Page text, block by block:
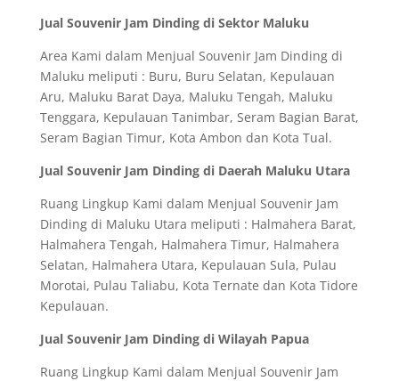
Jual Souvenir Jam Dinding di Sektor Maluku
Area Kami dalam Menjual Souvenir Jam Dinding di
Maluku meliputi : Buru, Buru Selatan, Kepulauan
Aru, Maluku Barat Daya, Maluku Tengah, Maluku
Tenggara, Kepulauan Tanimbar, Seram Bagian Barat,
Seram Bagian Timur, Kota Ambon dan Kota Tual.
Jual Souvenir Jam Dinding di Daerah Maluku Utara
Ruang Lingkup Kami dalam Menjual Souvenir Jam
Dinding di Maluku Utara meliputi : Halmahera Barat,
Halmahera Tengah, Halmahera Timur, Halmahera
Selatan, Halmahera Utara, Kepulauan Sula, Pulau
Morotai, Pulau Taliabu, Kota Ternate dan Kota Tidore
Kepulauan.
Jual Souvenir Jam Dinding di Wilayah Papua
Ruang Lingkup Kami dalam Menjual Souvenir Jam